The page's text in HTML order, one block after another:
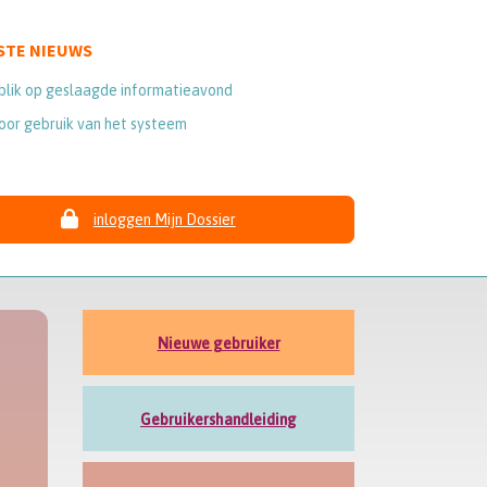
NIEUWS
op geslaagde informatieavond
gebruik van het systeem
inloggen Mijn Dossier
Nieuwe gebruiker
Gebruikershandleiding